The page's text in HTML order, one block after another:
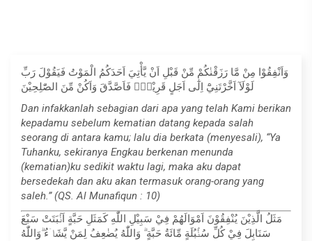
وَاَنْفِقُوْا مِنْ مَّا رَزَقْنٰكُمْ مِّنْ قَبْلِ اَنْ يَّأْتِيَ اَحَدَكُمُ الْمَوْتُ فَيَقُوْلَ رَبِّ
لَوْلَآ اَخَّرْتَنِيْٓ اِلٰٓى اَجَلٍ قَرِيْبٍۚ فَاَصَّدَّقَ وَاَكُنْ مِّنَ الصّٰلِحِيْنَ
Dan infakkanlah sebagian dari apa yang telah Kami berikan
kepadamu sebelum kematian datang kepada salah
seorang di antara kamu; lalu dia berkata (menyesali), “Ya
Tuhanku, sekiranya Engkau berkenan menunda
(kematian)ku sedikit waktu lagi, maka aku dapat
bersedekah dan aku akan termasuk orang-orang yang
saleh.” (QS. Al Munafiqun : 10)
مَثَلُ الَّذِيْنَ يُنْفِقُوْنَ اَمْوَالَهُمْ فِيْ سَبِيْلِ اللّٰهِ كَمَثَلِ حَبَّةٍ اَنْۢبَتَتْ سَبْعَ
سَنَابِلَ فِيْ كُلِّ سُنْۢبُلَةٍ مِّائَةُ حَبَّةٍ ۗ وَاللّٰهُ يُضٰعِفُ لِمَنْ يَّشَاۤءُ ۗوَاللّٰهُ